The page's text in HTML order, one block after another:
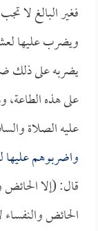
فغير البالغ لا
ويضرب عليها
يضربه على ذلك
على هذه
عليه الصلاة
واضربوهم
قال: (إلا الحائض
الحائض